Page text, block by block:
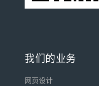
我们的业务
网页设计